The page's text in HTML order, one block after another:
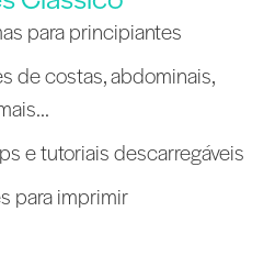
para principiantes
de costas, abdominais,
e tutoriais descarregáveis
para imprimir